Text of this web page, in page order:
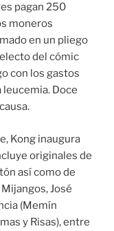
pagan 250
moneros
en un pliego
del cómic
con los gastos
Doce
Kong inaugura
originales de
así como de
José
(Memín
y Risas), entre